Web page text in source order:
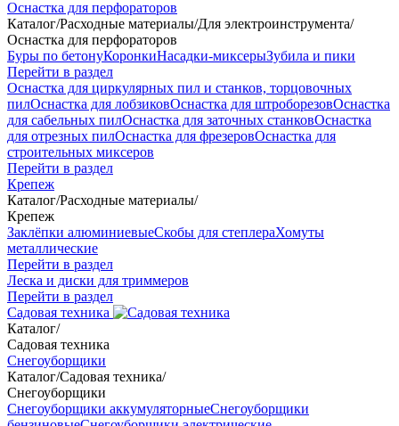
Оснастка для перфораторов
Каталог/Расходные материалы/Для электроинструмента/
Оснастка для перфораторов
Буры по бетонуКоронкиНасадки-миксерыЗубила и пики
Перейти в раздел
Оснастка для циркулярных пил и станков, торцовочных
пилОснастка для лобзиковОснастка для штроборезовОснастка
для сабельных пилОснастка для заточных станковОснастка
для отрезных пилОснастка для фрезеровОснастка для
строительных миксеров
Перейти в раздел
Крепеж
Каталог/Расходные материалы/
Крепеж
Заклёпки алюминиевыеСкобы для степлераХомуты
металлические
Перейти в раздел
Леска и диски для триммеров
Перейти в раздел
Садовая техника
Каталог/
Садовая техника
Снегоуборщики
Каталог/Садовая техника/
Снегоуборщики
Снегоуборщики аккумуляторныеСнегоуборщики